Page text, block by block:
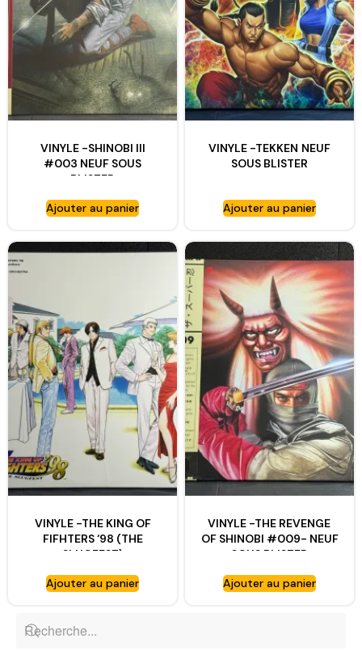
VINYLE -SHINOBI III
#003 NEUF SOUS
BLISTER
Ajouter au panier
VINYLE -TEKKEN NEUF
SOUS BLISTER
Ajouter au panier
VINYLE -THE KING OF
FIFHTERS ‘98 (THE
SLUGFEST)
Ajouter au panier
VINYLE -THE REVENGE
OF SHINOBI #009- NEUF
SOUS BLISTER
Ajouter au panier